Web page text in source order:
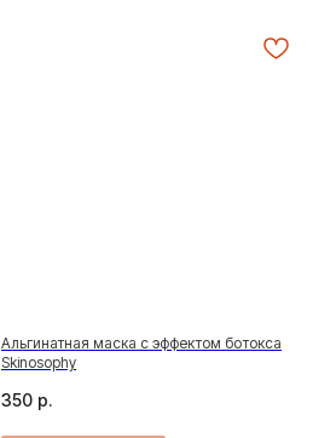
Альгинатная маска с эффектом ботокса
Skinosophy
350 р.